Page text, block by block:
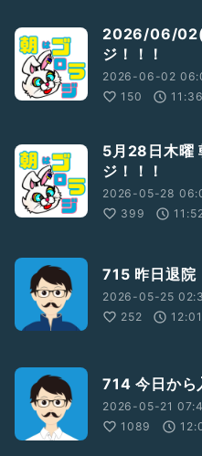
2026/06/02(
ジ！！！
2026-06-02
150
11:36
5月28日木曜
ジ！！！
2026-05-28
399
715 昨日退院
2026-05-25
252
12:01
714 今日から
2026-05-21
1089